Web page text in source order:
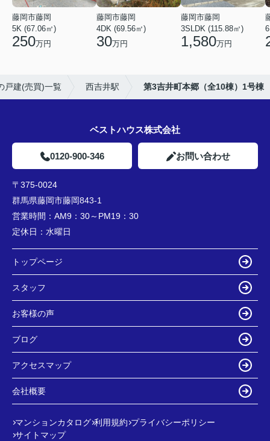
藤岡市藤岡
5K (67.06㎡)
250万円
藤岡市藤岡
4DK (69.56㎡)
30万円
藤岡市藤岡
3SLDK (115.88㎡)
1,580万円
戸建(売買)一覧 西吉井駅 第3吉井町本郷（全10棟）1号棟
ベストハウス株式会社
0120-900-346 お問い合わせ
〒375-0024
群馬県藤岡市藤岡843-1
営業時間： AM9：30～PM19：30
定休日： 水曜日
トップページ
スタッフ
お客様の声
ブログ
アクセスマップ
会社概要
マンションカタログ 利用規約 プライバシーポリシー
サイトマップ